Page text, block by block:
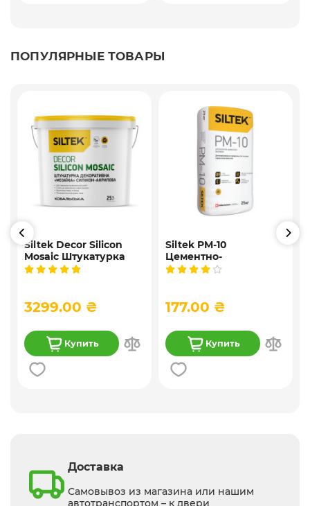
ПОПУЛЯРНЫЕ ТОВАРЫ
Siltek Decor Silicon
Mosaic Штукатурка
мозаичная
3299.00 ₴
Купить
Siltek PM-10
Цементно-
известковая
177.00 ₴
Купить
Доставка
Самовывоз из магазина или нашим
автотранспортом – к двери